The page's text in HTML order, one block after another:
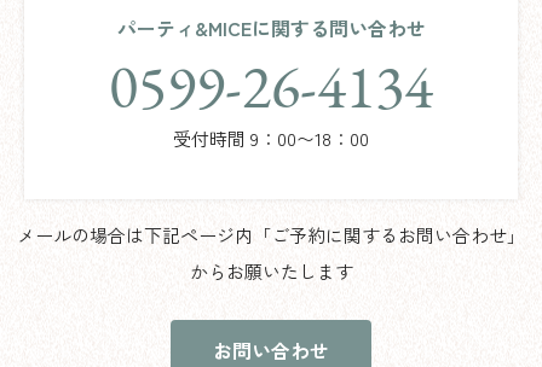
パーティ&MICEに関する問い合わせ
0599-26-4134
受付時間 9：00〜18：00
メールの場合は下記ページ内「ご予約に関するお問い合わせ」
からお願いたします
お問い合わせ